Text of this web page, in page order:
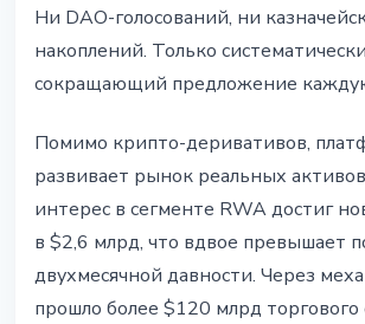
Ни DAO-голосований, ни
накоплений. Только
сокращающий предложение
Помимо крипто-деривативов,
развивает рынок реальных
интерес в сегменте RWA достиг
в $2,6 млрд, что вдвое превышает
двухмесячной давности. Через
прошло более $120 млрд торгового